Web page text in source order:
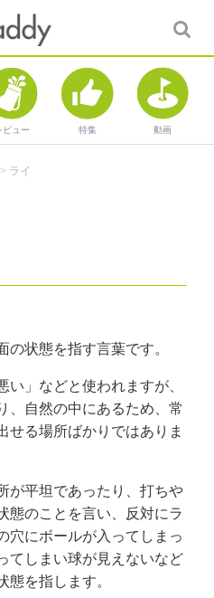
ビュー 特集 動画
> ライ
の状態を指す言葉です。
い」などと使われますが、
、自然の中にあるため、常
せる場所ばかりではありま
が平坦であったり、打ちや
態のことを言い、反対にラ
穴にボールが入ってしまっ
てしまい球が見えないなど
態を指します。